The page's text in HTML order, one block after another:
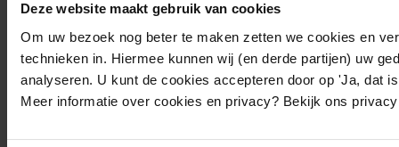
Deze website maakt gebruik van cookies
Om uw bezoek nog beter te maken zetten we cookies en
technieken in. Hiermee kunnen wij (en derde partijen) uw
analyseren. U kunt de cookies accepteren door op 'Ja, dat
Meer informatie over cookies en privacy? Bekijk ons
Printen
duurzaam webadres